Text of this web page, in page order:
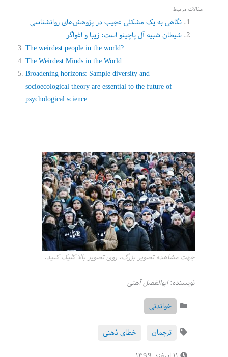
مقالات مرتبط
نگاهی به یک مشکلی عجیب در پژوهش‌های روانشناسی
شیطان شبیه آل پاچینو است: زیبا و اغواگر
The weirdest people in the world?
The Weirdest Minds in the World
Broadening horizons: Sample diversity and
socioecological theory are essential to the future of
psychological science
جهت مشاهده تصویر بزرگ، روی تصویر بالا کلیک کنید.
نویسنده:ابوالفضل آهنی
خواندنی
ترجمان
خطای ذهنی